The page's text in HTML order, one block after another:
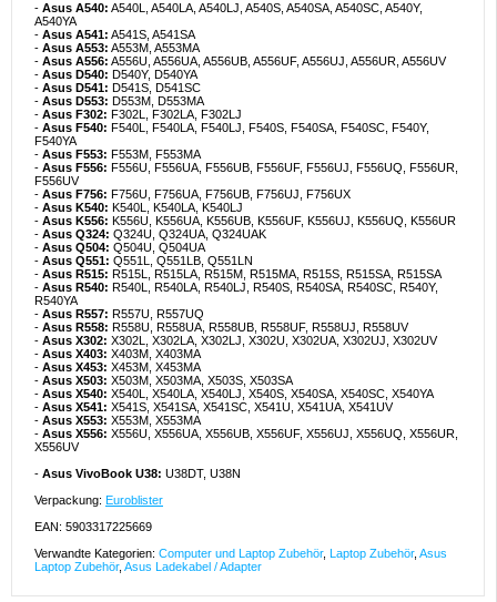
- Asus A540: A540L, A540LA, A540LJ, A540S, A540SA, A540SC, A540Y,
A540YA
- Asus A541: A541S, A541SA
- Asus A553: A553M, A553MA
- Asus A556: A556U, A556UA, A556UB, A556UF, A556UJ, A556UR, A556UV
- Asus D540: D540Y, D540YA
- Asus D541: D541S, D541SC
- Asus D553: D553M, D553MA
- Asus F302: F302L, F302LA, F302LJ
- Asus F540: F540L, F540LA, F540LJ, F540S, F540SA, F540SC, F540Y,
F540YA
- Asus F553: F553M, F553MA
- Asus F556: F556U, F556UA, F556UB, F556UF, F556UJ, F556UQ, F556UR,
F556UV
- Asus F756: F756U, F756UA, F756UB, F756UJ, F756UX
- Asus K540: K540L, K540LA, K540LJ
- Asus K556: K556U, K556UA, K556UB, K556UF, K556UJ, K556UQ, K556UR
- Asus Q324: Q324U, Q324UA, Q324UAK
- Asus Q504: Q504U, Q504UA
- Asus Q551: Q551L, Q551LB, Q551LN
- Asus R515: R515L, R515LA, R515M, R515MA, R515S, R515SA, R515SA
- Asus R540: R540L, R540LA, R540LJ, R540S, R540SA, R540SC, R540Y,
R540YA
- Asus R557: R557U, R557UQ
- Asus R558: R558U, R558UA, R558UB, R558UF, R558UJ, R558UV
- Asus X302: X302L, X302LA, X302LJ, X302U, X302UA, X302UJ, X302UV
- Asus X403: X403M, X403MA
- Asus X453: X453M, X453MA
- Asus X503: X503M, X503MA, X503S, X503SA
- Asus X540: X540L, X540LA, X540LJ, X540S, X540SA, X540SC, X540YA
- Asus X541: X541S, X541SA, X541SC, X541U, X541UA, X541UV
- Asus X553: X553M, X553MA
- Asus X556: X556U, X556UA, X556UB, X556UF, X556UJ, X556UQ, X556UR,
X556UV
- Asus VivoBook U38: U38DT, U38N
Verpackung: Euroblister
EAN: 5903317225669
Verwandte Kategorien: Computer und Laptop Zubehör, Laptop Zubehör, Asus
Laptop Zubehör, Asus Ladekabel / Adapter